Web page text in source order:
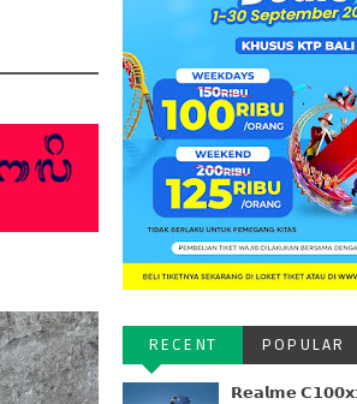
RECENT POPULAR
𝗥𝗲𝗮𝗹𝗺𝗲